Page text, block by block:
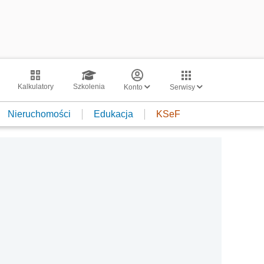
Kalkulatory Szkolenia Konto Serwisy
Nieruchomości Edukacja KSeF